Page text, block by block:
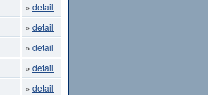
» detail
» detail
» detail
» detail
» detail